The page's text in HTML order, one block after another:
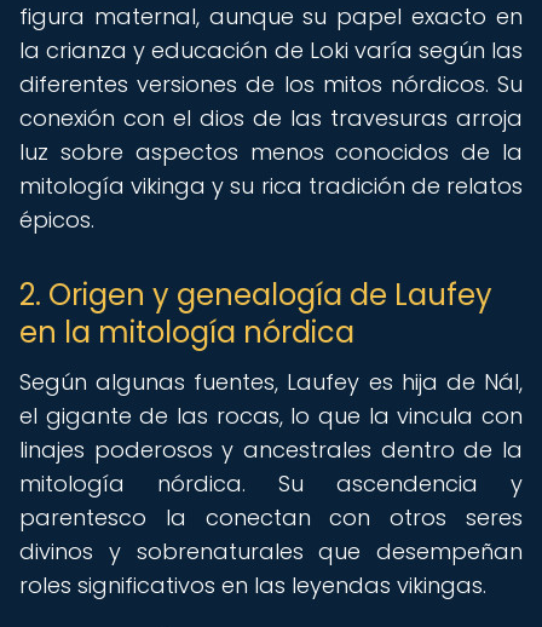
figura maternal, aunque su papel exacto en
la crianza y educación de Loki varía según las
diferentes versiones de los mitos nórdicos. Su
conexión con el dios de las travesuras arroja
luz sobre aspectos menos conocidos de la
mitología vikinga y su rica tradición de relatos
épicos.
2. Origen y genealogía de Laufey
en la mitología nórdica
Según algunas fuentes, Laufey es hija de Nál,
el gigante de las rocas, lo que la vincula con
linajes poderosos y ancestrales dentro de la
mitología nórdica. Su ascendencia y
parentesco la conectan con otros seres
divinos y sobrenaturales que desempeñan
roles significativos en las leyendas vikingas.